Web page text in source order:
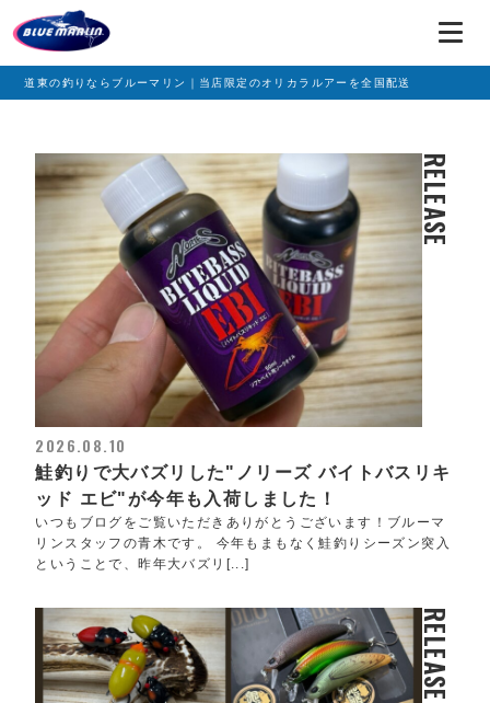
道東の釣りならブルーマリン｜当店限定のオリカラルアーを全国配送
RELEASE
2026.08.10
鮭釣りで大バズリした"ノリーズ バイトバスリキ
ッド エビ"が今年も入荷しました！
いつもブログをご覧いただきありがとうございます！ブルーマ
リンスタッフの青木です。 今年もまもなく鮭釣りシーズン突入
ということで、昨年大バズリ[...]
RELEASE